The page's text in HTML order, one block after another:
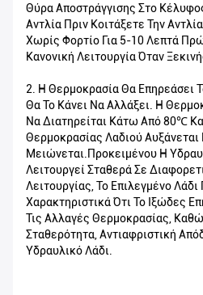
Θύρα Αποστράγγισης Στο
Αντλία Πριν Κοιτάξετε Την
Χωρίς Φορτίο Για 5-10 Λεπτά
Κανονική Λειτουργία Όταν
2. Η Θερμοκρασία Θα Επηρεάσει
Θα Το Κάνει Να Αλλάξει. Η
Να Διατηρείται Κάτω Από 80℃
Θερμοκρασίας Λαδιού Αυξάνεται
Μειώνεται.Προκειμένου Η
Λειτουργεί Σταθερά Σε
Λειτουργίας, Το Επιλεγμένο
Χαρακτηριστικά Ότι Το Ιξώδες
Τις Αλλαγές Θερμοκρασίας,
Σταθερότητα, Αντιαφριστική
Υδραυλικό Λάδι.